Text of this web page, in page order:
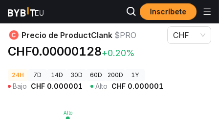
Inscríbete
Precios de Criptomonedas Precio de ProductClank $PRO
Precio de ProductClank $PRO
CHF0.00000128+0.20%
CHF
24H 7D 14D 30D 60D 200D 1Y
Bajo CHF 0.000001 Alto CHF 0.000001